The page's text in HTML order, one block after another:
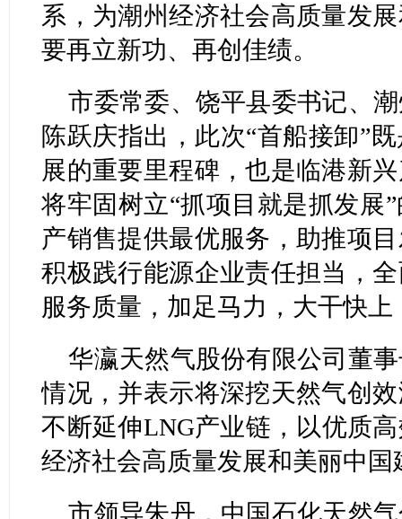
系，为潮州经济社会高质量发
要再立新功、再创佳绩。
市委常委、饶平县委书记、
陈跃庆指出，此次“首船接卸”
展的重要里程碑，也是临港新
将牢固树立“抓项目就是抓发展
产销售提供最优服务，助推项
积极践行能源企业责任担当，
服务质量，加足马力，大干快
华瀛天然气股份有限公司董
情况，并表示将深挖天然气创
不断延伸LNG产业链，以优质
经济社会高质量发展和美丽中
市领导朱丹，中国石化天然